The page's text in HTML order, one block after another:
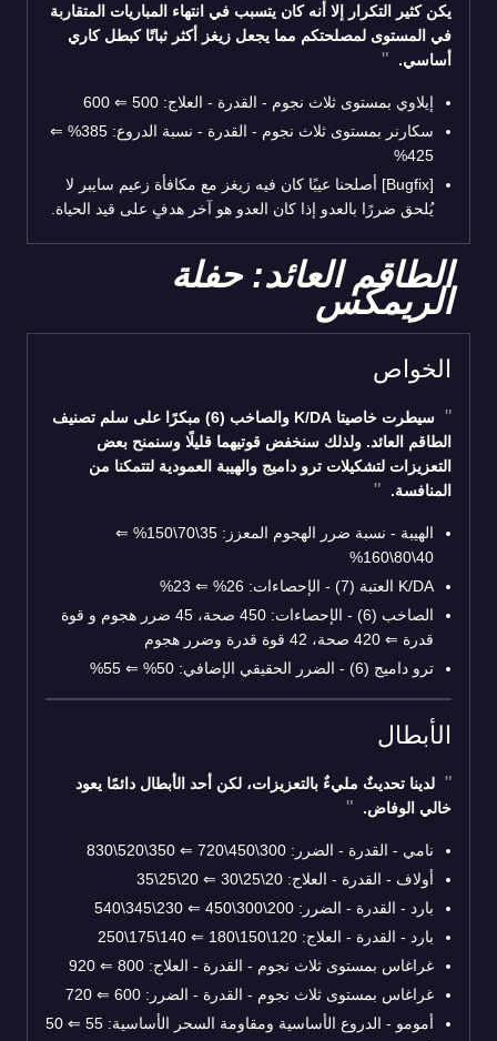
يكن كثير التكرار إلا أنه كان يتسبب في انتهاء المباريات المتقاربة
في المستوى لمصلحتكم مما يجعل زيغز أكثر ثباتًا كبطل كاري
أساسي.
إيلاوي بمستوى ثلاث نجوم - القدرة - العلاج: 500 ⇐
سكارنر بمستوى ثلاث نجوم - القدرة - نسبة الدروع: 385%
⇐
425%
[Bugfix] أصلحنا عيبًا كان فيه زيغز مع مكافأة زعيم سايبر لا
يُلحق ضررًا بالعدو إذا كان العدو هو آخر هدفٍ على قيد الحياة.
الطاقم العائد: حفلة
الريمكس
الخواص
سيطرت خاصيتا K/DA والصاخب (6) مبكرًا على سلم تصنيف
الطاقم العائد. ولذلك سنخفض قوتيهما قليلًا وسنمنح بعض
التعزيزات لتشكيلات ترو داميج والهيبة العمودية لتتمكنا من
المنافسة.
الهيبة - نسبة ضرر الهجوم المعزز: 35\70\150%
⇐
40\80\160%
K/DA العتبة (7) - الإحصاءات: 26%
⇐
الصاخب (6) - الإحصاءات: 450 صحة، 45 ضرر هجوم و قوة
قدرة ⇐
ترو داميج (6) - الضرر الحقيقي الإضافي: 50%
⇐
الأبطال
لدينا تحديثٌ مليءٌ بالتعزيزات، لكن أحد الأبطال دائمًا يعود
خالي الوفاض.
نامي - القدرة - الضرر: 300\450\720 ⇐
أولاف - القدرة - العلاج: 20\25\30
⇐
بارد - القدرة - الضرر: 200\300\450
⇐
بارد - القدرة - العلاج: 120\150\180
⇐
غراغاس بمستوى ثلاث نجوم - القدرة - العلاج: 800
⇐
غراغاس بمستوى ثلاث نجوم - القدرة - الضرر: 600
⇐
أمومو - الدروع الأساسية ومقاومة السحر الأساسية: 55
⇐